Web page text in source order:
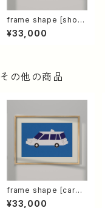
frame shape [shoe
s]【原画】
¥33,000
その他の商品
frame shape [car0
2]【原画】
¥33,000